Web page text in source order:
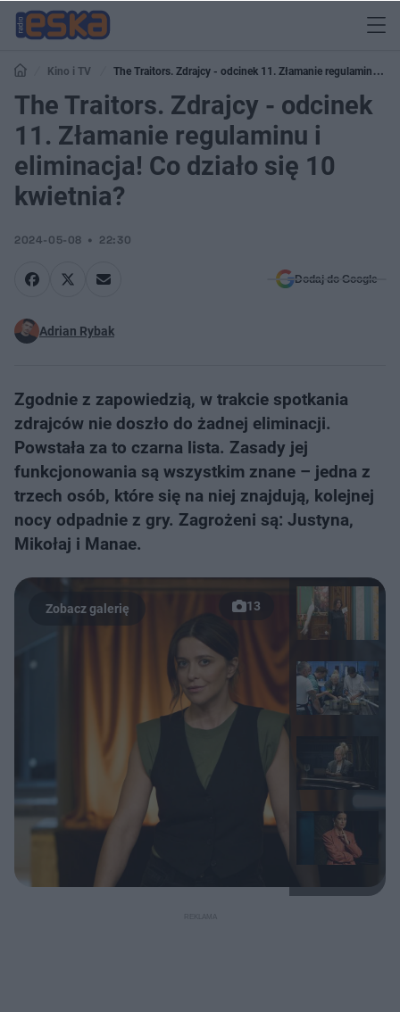
Kino i TV
The Traitors. Zdrajcy - odcinek 11. Złamanie regulaminu i
eliminacja! Co działo się 10 kwietnia?
The Traitors. Zdrajcy - odcinek
11. Złamanie regulaminu i
eliminacja! Co działo się 10
kwietnia?
2024-05-08 22:30
Dodaj do Google
Adrian Rybak
Zgodnie z zapowiedzią, w trakcie spotkania
zdrajców nie doszło do żadnej eliminacji.
Powstała za to czarna lista. Zasady jej
funkcjonowania są wszystkim znane – jedna z
trzech osób, które się na niej znajdują, kolejnej
nocy odpadnie z gry. Zagrożeni są: Justyna,
Mikołaj i Manae.
13